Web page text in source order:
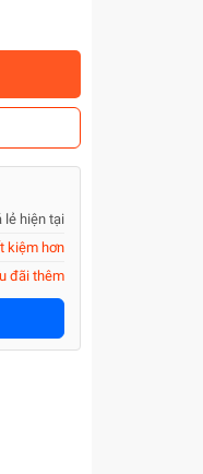
lẻ hiện tại
kiệm hơn
đãi thêm